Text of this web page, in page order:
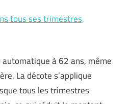
tous ses trimestres,
automatique à 62 ans, même
La décote s’applique
tous les trimestres